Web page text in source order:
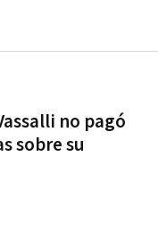
no pagó
sobre su